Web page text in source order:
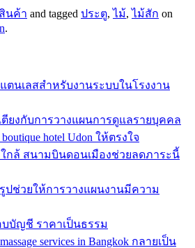
สินค้า and tagged ประตู,ไม้,ไม้สัก on
.
ตนเลสสำหรับงานระบบในโรงงาน
ยงกับการวางแผนการดูแลรายบุคคล
hotel Udon ให้ตรงใจ
กล้ สนามบินดอนเมืองช่วยลดภาระนี้
ปช่วยให้การวางแผนงานมีความ
บัญชี ราคาเป็นธรรม
services in Bangkok กลายเป็น